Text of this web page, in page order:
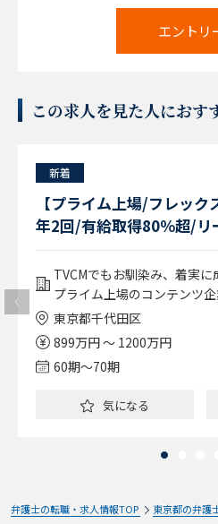
エントリ
この求人を見た人におす
新着
【プライム上場/フレッ
年2回/有給取得80％超/リ
る企業
TVCMでもお馴染み、着実
プライム上場のコンテンツ
東京都千代田区
899万円 ～ 1200万円
60期〜70期
気になる
弁護士の転職・求人情報TOP 東京都の弁護